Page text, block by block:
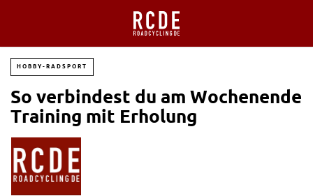
HOBBY-RADSPORT
So verbindest du am Wochenende
Training mit Erholung